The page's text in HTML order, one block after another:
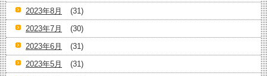
2023年8月
(31)
2023年7月
(30)
2023年6月
(31)
2023年5月
(31)